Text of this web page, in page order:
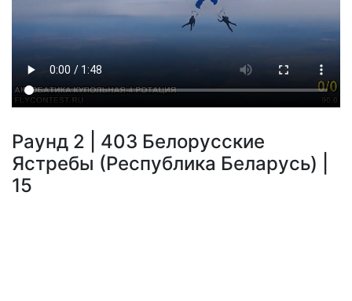
Раунд 2 | 403 Белорусские
Ястребы (Республика Беларусь) |
15